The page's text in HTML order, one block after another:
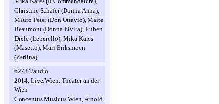
Christine Schäfer (Donna Anna),
Mauro Peter (Don Ottavio), Maite
Beaumont (Donna Elvira), Ruben
Drole (Leporello), Mika Kares
(Masetto), Mari Eriksmoen
(Zerlina)
62784/audio
2014. Live/Wien, Theater an der
Wien
Concentus Musicus Wien, Arnold